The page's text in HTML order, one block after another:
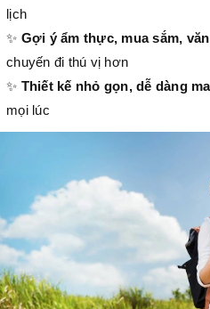
lịch
✨ Gợi ý ẩm thực, mua sắm,
chuyến đi thú vị hơn
✨ Thiết kế nhỏ gọn, dễ dàng
mọi lúc